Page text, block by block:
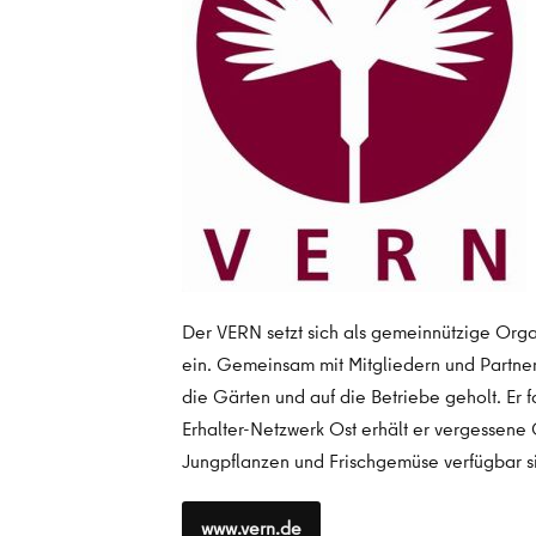
Der VERN setzt sich als gemeinnützige
ein. Gemeinsam mit Mitgliedern und
die Gärten und auf die Betriebe geholt. Er
Erhalter-Netzwerk Ost erhält er
Jungpflanzen und Frischgemüse verfügbar
www.vern.de